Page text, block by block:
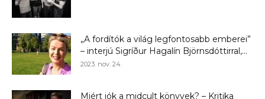
„A fordítók a világ legfontosabb emberei”
– interjú Sigríður Hagalín Björnsdóttirral,...
2023. nov. 24.
Miért jók a midcult könyvek? – Kritika